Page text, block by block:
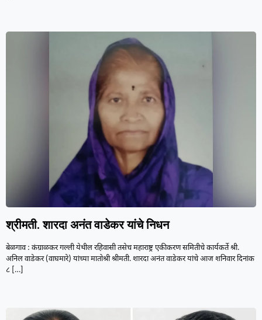
श्रीमती. शारदा अनंत वाडेकर यांचे निधन
बेळगाव : कंग्राळकर गल्ली येथील रहिवासी तसेच महाराष्ट्र एकीकरण समितीचे कार्यकर्ते श्री.
अनिल वाडेकर (वाघमारे) यांच्या मातोश्री श्रीमती. शारदा अनंत वाडेकर यांचे आज शनिवार दिनांक
८ […]